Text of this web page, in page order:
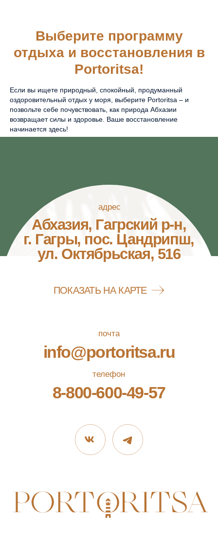
Выберите программу
отдыха и восстановления в
Portoritsa!
Если вы ищете природный, спокойный, продуманный
оздоровительный отдых у моря, выберите Portoritsa – и
позвольте себе почувствовать, как природа Абхазии
возвращает силы и здоровье. Ваше восстановление
начинается здесь!